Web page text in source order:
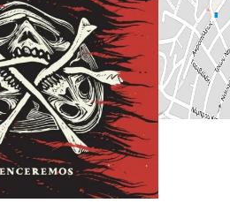
+−
© OpenStreetMap